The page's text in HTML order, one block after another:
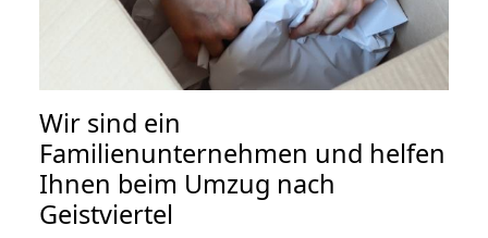
Wir sind ein
Familienunternehmen und helfen
Ihnen beim Umzug nach
Geistviertel